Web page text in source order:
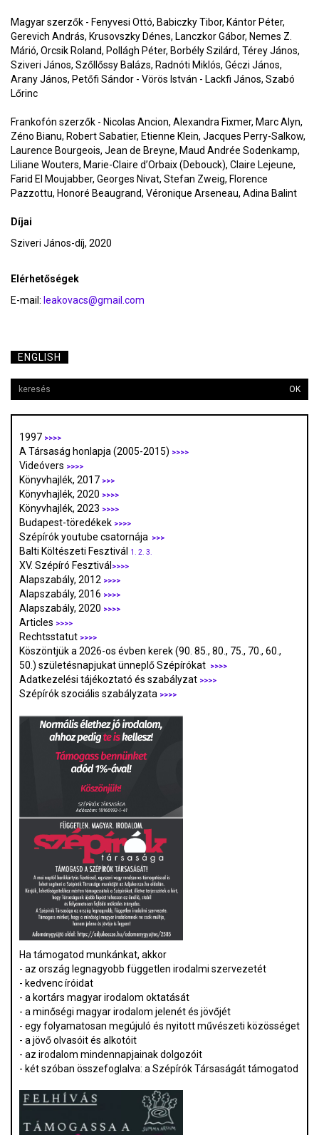
Magyar szerzők - Fenyvesi Ottó, Babiczky Tibor, Kántor Péter,
Gerevich András, Krusovszky Dénes, Lanczkor Gábor, Nemes Z.
Márió, Orcsik Roland, Pollágh Péter, Borbély Szilárd, Térey János,
Sziveri János, Szőllőssy Balázs, Radnóti Miklós, Géczi János,
Arany János, Petőfi Sándor - Vörös István - Lackfi János, Szabó
Lőrinc
Frankofón szerzők - Nicolas Ancion, Alexandra Fixmer, Marc Alyn,
Zéno Bianu, Robert Sabatier, Etienne Klein, Jacques Perry-Salkow,
Laurence Bourgeois, Jean de Breyne, Maud Andrée Sodenkamp,
Liliane Wouters, Marie-Claire d’Orbaix (Debouck), Claire Lejeune,
Farid El Moujabber, Georges Nivat, Stefan Zweig, Florence
Pazzottu, Honoré Beaugrand, Véronique Arseneau, Adina Balint
Díjai
Sziveri János-díj, 2020
Elérhetőségek
E-mail: leakovacs@gmail.com
ENGLISH
OK
1997 >>>>
A Társaság honlapja (2005-2015) >>>>
Videóvers >>>>
Könyvhajlék, 2017 >>>
Könyvhajlék, 2020 >>>>
Könyvhajlék, 2023 >>>>
Budapest-töredékek >>>>
Szépírók youtube csatornája >>>
Balti Költészeti Fesztivál 1. 2. 3.
XV. Szépíró Fesztivál >>>>
Alapszabály, 2012 >>>>
Alapszabály, 2016 >>>>
Alapszabály, 2020 >>>>
Articles >>>>
Rechtsstatut >>>>
Köszöntjük a 2026-os évben kerek (90. 85., 80., 75., 70., 60.,
50.) születésnapjukat ünneplő Szépírókat
>>>>
Adatkezelési tájékoztató és szabályzat >>>>
Szépírók szociális szabályzata >>>>
Ha támogatod munkánkat, akkor
- az ország legnagyobb független irodalmi szervezetét
- kedvenc íróidat
- a kortárs magyar irodalom oktatását
- a minőségi magyar irodalom jelenét és jövőjét
- egy folyamatosan megújuló és nyitott művészeti közösséget
- a jövő olvasóit és alkotóit
- az irodalom mindennapjainak dolgozóit
- két szóban összefoglalva: a Szépírók Társaságát támogatod